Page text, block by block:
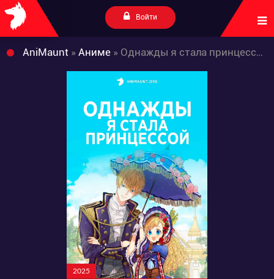
Войти
AniMaunt » Аниме » Однажды я стала принцессой
2025